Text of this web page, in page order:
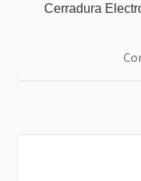
Cerradura